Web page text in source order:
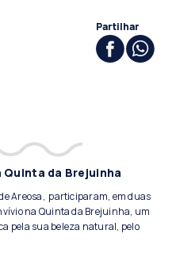
Partilhar
Quinta da Brejuinha
Areosa, participaram, em duas
na Quinta da Brejuinha, um
pela sua beleza natural, pelo